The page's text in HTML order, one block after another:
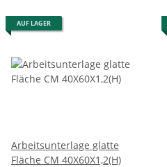
AUF LAGER
Arbeitsunterlage glatte
Fläche CM 40X60X1,2(H)